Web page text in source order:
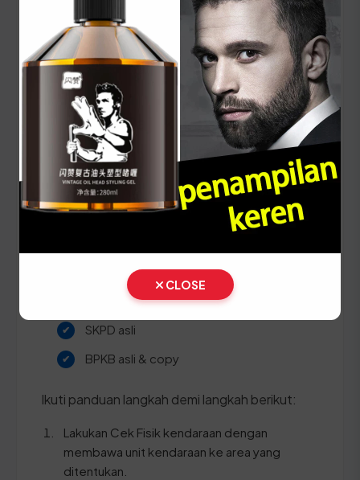
⚠️ Pastikan Anda membawa dokumen KTP dan
STNK asli yang masih berlaku dan pastikan data
antara kedua dokumen tersebut sudah sinkron
untuk menghindari kendala saat verifikasi.
Panduan Pajak 5 Tahunan
(Ganti Plat) di Riau
Setiap lima tahun, pemilik kendaraan wajib
melakukan pergantian pelat nomor dan cek fisik
STNK asli
SKPD asli
BPKB asli & copy
Ikuti panduan langkah demi langkah berikut:
Lakukan Cek Fisik kendaraan dengan
membawa unit kendaraan ke area yang
ditentukan.
CLOSE